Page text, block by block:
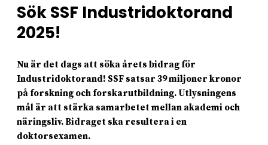
Sök SSF Industridoktorand
2025!
Nu är det dags att söka årets bidrag för
Industridoktorand! SSF satsar 39 miljoner kronor
på forskning och forskarutbildning. Utlysningens
mål är att stärka samarbetet mellan akademi och
näringsliv. Bidraget ska resultera i en
doktorsexamen.